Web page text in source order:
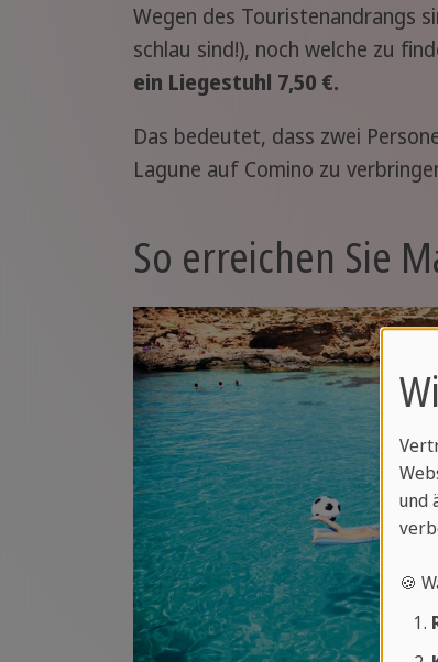
Wegen des Touristenandrangs
schlau sind!), noch welche zu
ein Liegestuhl 7,50 €.
Das bedeutet, dass zwei
Lagune auf Comino zu
So erreichen Sie
und
🍪